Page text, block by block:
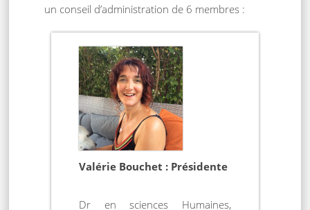
un conseil d’administration de 6 membres :
Valérie Bouchet : Présidente
Dr en sciences Humaines,